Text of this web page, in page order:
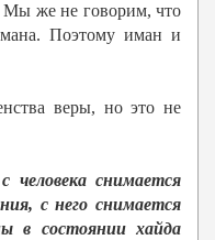
Мы же не говорим, что
Поэтому иман и
веры, но это не
человека снимается
с него снимается
в состоянии хайда